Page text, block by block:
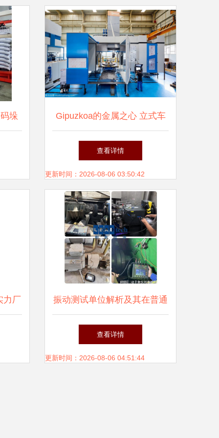
垛 Gipuzkoa的金属之心 立式车
床与数控技术在巴斯克制造业
中的传承与创新
查看详情
更新时间：2026-08-06 03:50:42
力厂 振动测试单位解析及其在普通
机械设备安装服务中的应用意
义
查看详情
更新时间：2026-08-06 04:51:44